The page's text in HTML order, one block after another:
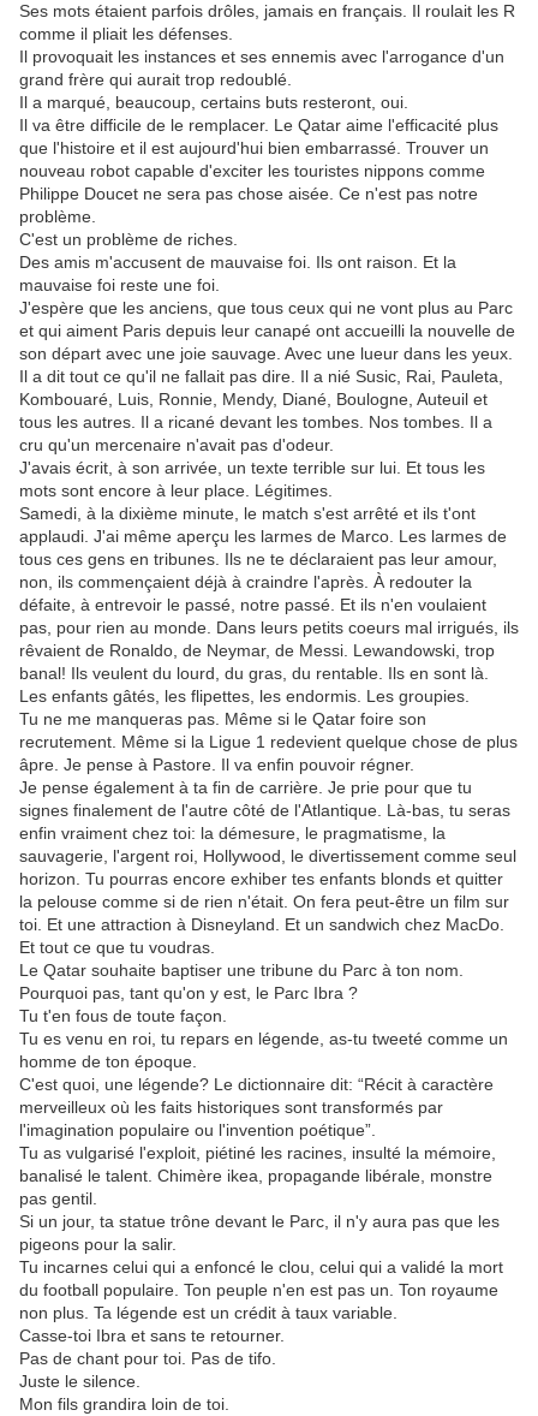
Ses mots étaient parfois drôles, jamais en français. Il roulait les R
comme il pliait les défenses.
Il provoquait les instances et ses ennemis avec l'arrogance d'un
grand frère qui aurait trop redoublé.
Il a marqué, beaucoup, certains buts resteront, oui.
Il va être difficile de le remplacer. Le Qatar aime l'efficacité plus
que l'histoire et il est aujourd'hui bien embarrassé. Trouver un
nouveau robot capable d'exciter les touristes nippons comme
Philippe Doucet ne sera pas chose aisée. Ce n'est pas notre
problème.
C'est un problème de riches.
Des amis m'accusent de mauvaise foi. Ils ont raison. Et la
mauvaise foi reste une foi.
J'espère que les anciens, que tous ceux qui ne vont plus au Parc
et qui aiment Paris depuis leur canapé ont accueilli la nouvelle de
son départ avec une joie sauvage. Avec une lueur dans les yeux.
Il a dit tout ce qu'il ne fallait pas dire. Il a nié Susic, Rai, Pauleta,
Kombouaré, Luis, Ronnie, Mendy, Diané, Boulogne, Auteuil et
tous les autres. Il a ricané devant les tombes. Nos tombes. Il a
cru qu'un mercenaire n'avait pas d'odeur.
J'avais écrit, à son arrivée, un texte terrible sur lui. Et tous les
mots sont encore à leur place. Légitimes.
Samedi, à la dixième minute, le match s'est arrêté et ils t'ont
applaudi. J'ai même aperçu les larmes de Marco. Les larmes de
tous ces gens en tribunes. Ils ne te déclaraient pas leur amour,
non, ils commençaient déjà à craindre l'après. À redouter la
défaite, à entrevoir le passé, notre passé. Et ils n'en voulaient
pas, pour rien au monde. Dans leurs petits coeurs mal irrigués, ils
rêvaient de Ronaldo, de Neymar, de Messi. Lewandowski, trop
banal! Ils veulent du lourd, du gras, du rentable. Ils en sont là.
Les enfants gâtés, les flipettes, les endormis. Les groupies.
Tu ne me manqueras pas. Même si le Qatar foire son
recrutement. Même si la Ligue 1 redevient quelque chose de plus
âpre. Je pense à Pastore. Il va enfin pouvoir régner.
Je pense également à ta fin de carrière. Je prie pour que tu
signes finalement de l'autre côté de l'Atlantique. Là-bas, tu seras
enfin vraiment chez toi: la démesure, le pragmatisme, la
sauvagerie, l'argent roi, Hollywood, le divertissement comme seul
horizon. Tu pourras encore exhiber tes enfants blonds et quitter
la pelouse comme si de rien n'était. On fera peut-être un film sur
toi. Et une attraction à Disneyland. Et un sandwich chez MacDo.
Et tout ce que tu voudras.
Le Qatar souhaite baptiser une tribune du Parc à ton nom.
Pourquoi pas, tant qu'on y est, le Parc Ibra ?
Tu t'en fous de toute façon.
Tu es venu en roi, tu repars en légende, as-tu tweeté comme un
homme de ton époque.
C'est quoi, une légende? Le dictionnaire dit: “Récit à caractère
merveilleux où les faits historiques sont transformés par
l'imagination populaire ou l'invention poétique”.
Tu as vulgarisé l'exploit, piétiné les racines, insulté la mémoire,
banalisé le talent. Chimère ikea, propagande libérale, monstre
pas gentil.
Si un jour, ta statue trône devant le Parc, il n'y aura pas que les
pigeons pour la salir.
Tu incarnes celui qui a enfoncé le clou, celui qui a validé la mort
du football populaire. Ton peuple n'en est pas un. Ton royaume
non plus. Ta légende est un crédit à taux variable.
Casse-toi Ibra et sans te retourner.
Pas de chant pour toi. Pas de tifo.
Juste le silence.
Mon fils grandira loin de toi.